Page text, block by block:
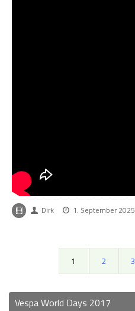
Dirk 1. September 2025
1 2 3
Vespa World Days 2017